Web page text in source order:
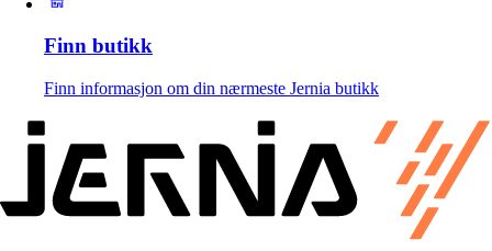
Finn butikk
Finn informasjon om din nærmeste Jernia butikk